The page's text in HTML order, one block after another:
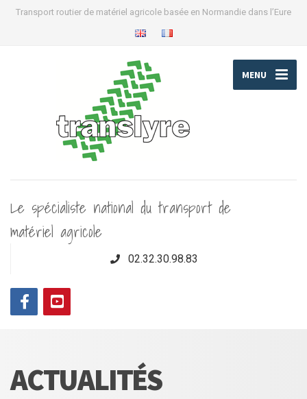
Transport routier de matériel agricole basée en Normandie dans l’Eure
MENU
Le spécialiste national du transport de
matériel agricole
02.32.30.98.83
ACTUALITÉS